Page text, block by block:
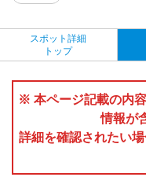
スポット詳細
トップ
※ 本ページ記載の内
情報が
詳細を確認されたい